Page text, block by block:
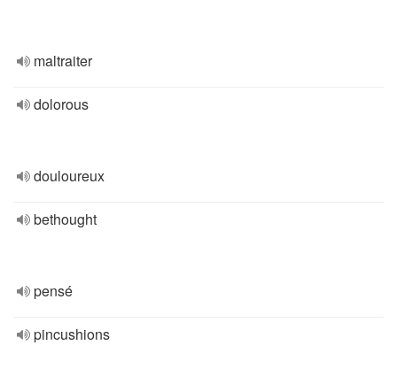
maltraiter
dolorous
douloureux
bethought
pensé
pincushions